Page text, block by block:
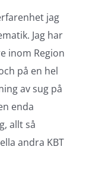
jag
Jag har
inom Region
på en hel
av sug på
enda
allt så
andra KBT